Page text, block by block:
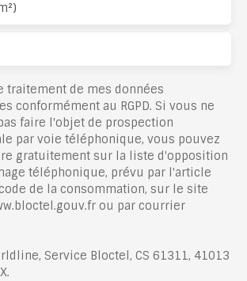
traitement de mes données
conformément au RGPD. Si vous ne
faire l'objet de prospection
par voie téléphonique, vous pouvez
gratuitement sur la liste d'opposition
téléphonique, prévu par l'article
de la consommation, sur le site
ou par courrier
Service Bloctel, CS 61311, 41013